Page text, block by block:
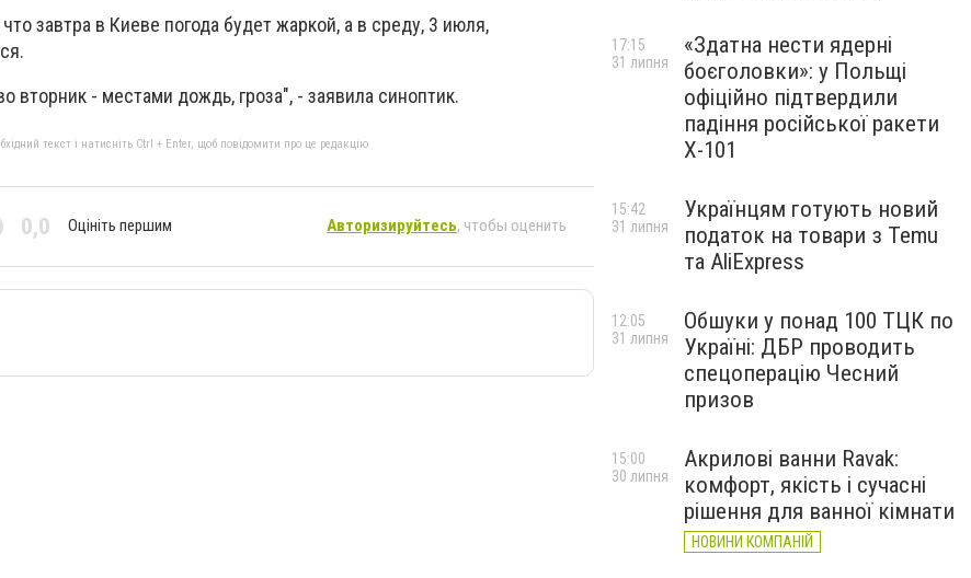
завтра в Киеве погода будет жаркой, а в среду, 3 июля,
вторник - местами дождь, гроза", - заявила синоптик.
текст і натисніть Ctrl + Enter, щоб повідомити про це редакцію
0,0 Оцініть першим Авторизируйтесь, чтобы оценить
«Здатна нести ядерні
боєголовки»: у Польщі
офіційно підтвердили
падіння російської ракети
Х-101
17:15
31 липня
Українцям готують новий
податок на товари з Temu
та AliExpress
15:42
31 липня
Обшуки у понад 100 ТЦК по
Україні: ДБР проводить
спецоперацію Чесний
призов
12:05
31 липня
Акрилові ванни Ravak:
комфорт, якість і сучасні
рішення для ванної кімнати
НОВИНИ КОМПАНІЙ
15:00
30 липня